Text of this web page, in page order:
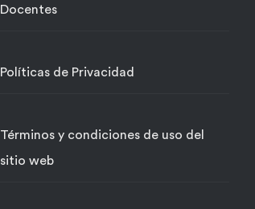
Docentes
Políticas de Privacidad
Términos y condiciones de uso del
sitio web